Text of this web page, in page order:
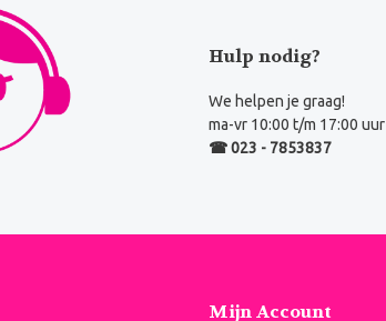
Hulp nodig?
We helpen je graag!
ma-vr 10:00 t/m 17:00 uur
☎ 023 - 7853837
Mijn Account